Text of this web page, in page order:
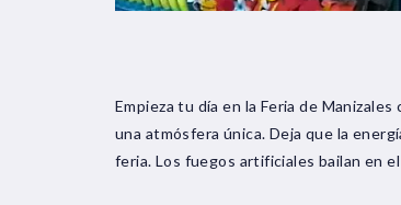
Empieza tu día en la Feria de
una atmósfera única. Deja que la
feria. Los fuegos artificiales bailan en